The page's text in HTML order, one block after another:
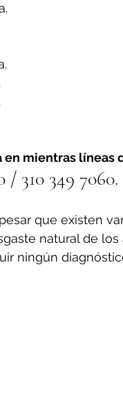
mientras líneas
/ 310 349 7060.
que existen
natural de los
ningún